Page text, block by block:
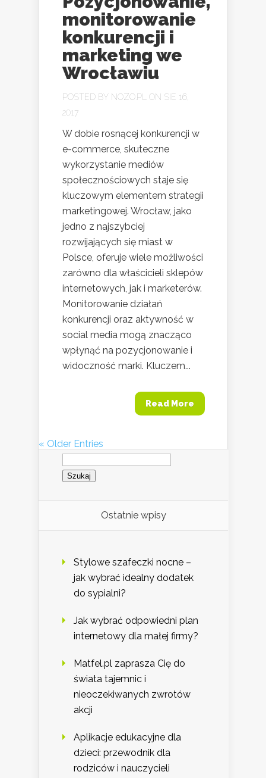
monitorowanie
konkurencji i
marketing we
Wrocławiu
POSTED BY NOZO.PL
ON SIE 16,
2017
W dobie rosnącej konkurencji w
e-commerce, skuteczne
wykorzystanie mediów
społecznościowych staje się
kluczowym elementem strategii
marketingowej. Wrocław, jako
jedno z najszybciej
rozwijających się miast w
Polsce, oferuje wiele możliwości
zarówno dla właścicieli sklepów
internetowych, jak i marketerów.
Monitorowanie działań
konkurencji oraz aktywność w
social media mogą znacząco
wpłynąć na pozycjonowanie i
widoczność marki. Kluczem...
Read More
« Older Entries
Szukaj:
Ostatnie wpisy
Stylowe szafeczki nocne –
jak wybrać idealny dodatek
do sypialni?
Jak wybrać odpowiedni plan
internetowy dla małej firmy?
Matfel.pl zaprasza Cię do
świata tajemnic i
nieoczekiwanych zwrotów
akcji
Aplikacje edukacyjne dla
dzieci: przewodnik dla
rodziców i nauczycieli